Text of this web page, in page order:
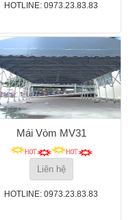
HOTLINE: 0973.23.83.83
Mái Vòm MV31
Liên hệ
HOTLINE: 0973.23.83.83